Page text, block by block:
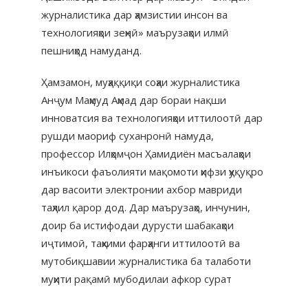
журналистика дар ҳамзистии инсон ва
технологияҳои зеҳнӣ» маърузаҳои илмӣ
пешниҳод намуданд.
Ҳамзамон, муҳаққиқи соҳаи журналистика
Анҷум Маҳмуд Аҳмад дар бораи нақши
инноватсия ва технологияҳои иттилоотӣ дар
рушди маориф суханронӣ намуда,
профессор Илҳомҷон Ҳамидиён масъалаҳои
инъикоси фаъолияти мақомоти ҳифзи ҳуқуқро
дар васоити электронии ахбор мавриди
таҳлил қарор дод. Дар маърузаҳо, инчунин,
доир ба истифодаи дурусти шабакаҳои
иҷтимоӣ, таҳкими фарҳанги иттилоотӣ ва
мутобиқшавии журналистика ба талаботи
муҳити рақамӣ мубодилаи афкор сурат